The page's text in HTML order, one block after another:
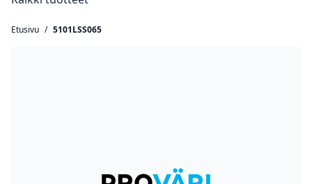
Etusivu / 5101LSS065